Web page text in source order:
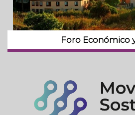
Foro Económico